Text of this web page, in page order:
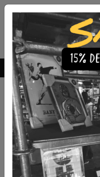
Envío Gratis a todo Chile